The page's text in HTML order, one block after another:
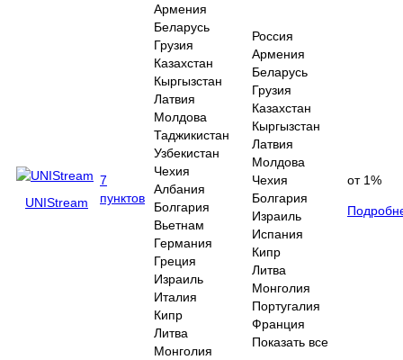
UNIStream
7
пунктов
Армения
Беларусь
Грузия
Казахстан
Кыргызстан
Латвия
Молдова
Таджикистан
Узбекистан
Чехия
Албания
Болгария
Вьетнам
Германия
Греция
Израиль
Италия
Кипр
Литва
Монголия
Россия
Армения
Беларусь
Грузия
Казахстан
Кыргызстан
Латвия
Молдова
Чехия
Болгария
Израиль
Испания
Кипр
Литва
Монголия
Португалия
Франция
Показать все
от 1%